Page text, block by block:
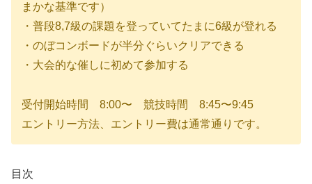
まかな基準です）
・普段8,7級の課題を登っていてたまに6級が登れる
・のぼコンボードが半分ぐらいクリアできる
・大会的な催しに初めて参加する
受付開始時間 8:00〜 競技時間 8:45〜9:45
エントリー方法、エントリー費は通常通りです。
目次